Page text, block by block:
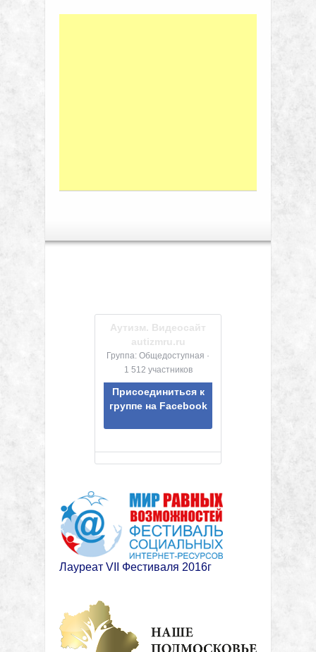
Аутизм. Видеосайт
autizmru.ru
Группа: Общедоступная ·
1 512 участников
Присоединиться к
группе на Facebook
Лауреат VII Фестиваля 2016г